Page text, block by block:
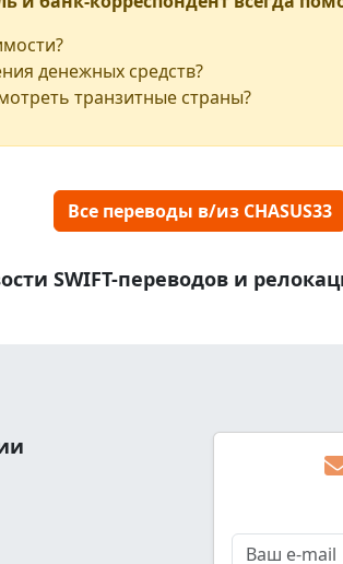
денежных средств?
транзитные страны?
Все переводы в/из CHASUS33
SWIFT-переводов и